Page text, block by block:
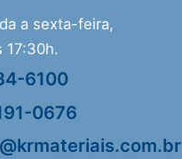
a sexta-feira,
17:30h.
6100
0676